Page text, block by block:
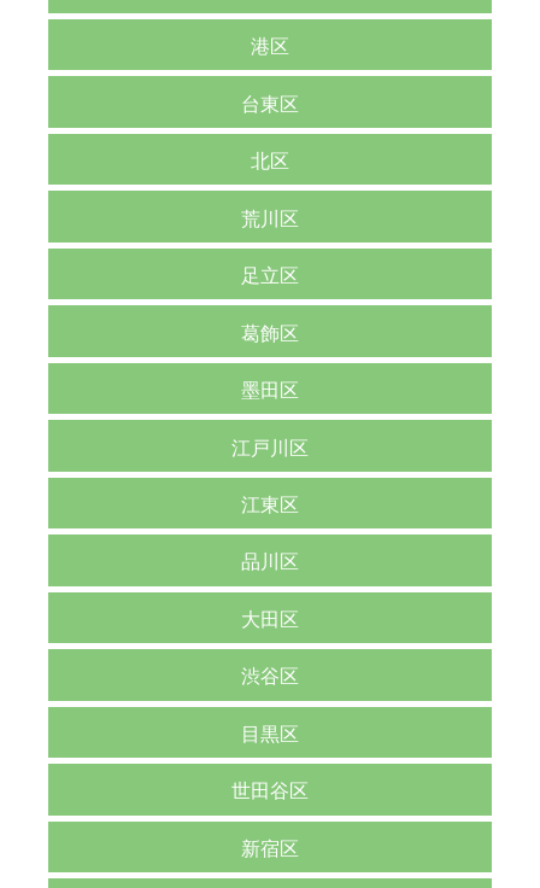
港区
台東区
北区
荒川区
足立区
葛飾区
墨田区
江戸川区
江東区
品川区
大田区
渋谷区
目黒区
世田谷区
新宿区